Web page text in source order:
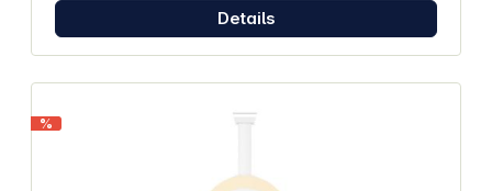
bessere Wärmespeicherung Mit Edelstahl-Grillrost
und Aluminium-Backblech Temperaturanzeige mit
Details
%